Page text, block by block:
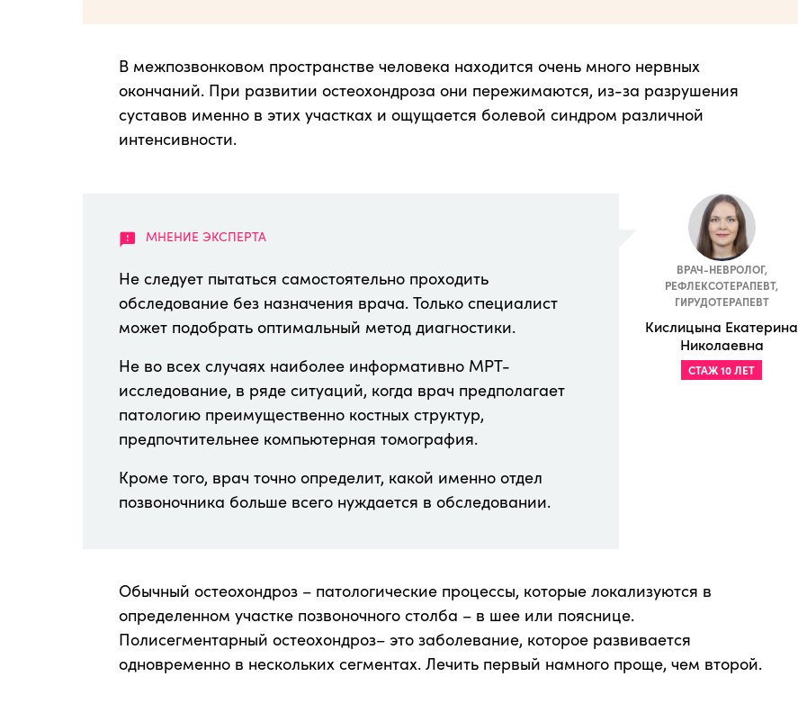
В межпозвонковом пространстве человека находится очень много нервных
окончаний. При развитии остеохондроза они пережимаются, из-за разрушения
суставов именно в этих участках и ощущается болевой синдром различной
интенсивности.
Не следует пытаться самостоятельно проходить
обследование без назначения врача. Только специалист
может подобрать оптимальный метод диагностики.
Не во всех случаях наиболее информативно МРТ-
исследование, в ряде ситуаций, когда врач предполагает
патологию преимущественно костных структур,
предпочтительнее компьютерная томография.
Кроме того, врач точно определит, какой именно отдел
позвоночника больше всего нуждается в обследовании.
ВРАЧ-НЕВРОЛОГ,
РЕФЛЕКСОТЕРАПЕВТ,
ГИРУДОТЕРАПЕВТ
Кислицына Екатерина
Николаевна
СТАЖ 10 ЛЕТ
Обычный остеохондроз – патологические процессы, которые локализуются в
определенном участке позвоночного столба – в шее или пояснице.
Полисегментарный остеохондроз– это заболевание, которое развивается
одновременно в нескольких сегментах. Лечить первый намного проще, чем второй.